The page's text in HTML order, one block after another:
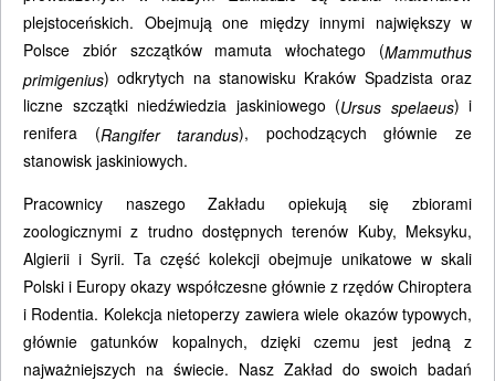
plejstoceńskich. Obejmują one między innymi największy w
Polsce zbiór szczątków mamuta włochatego (Mammuthus
primigenius) odkrytych na stanowisku Kraków Spadzista oraz
liczne szczątki niedźwiedzia jaskiniowego (Ursus spelaeus) i
renifera (Rangifer tarandus), pochodzących głównie ze
stanowisk jaskiniowych.
Pracownicy naszego Zakładu opiekują się zbiorami
zoologicznymi z trudno dostępnych terenów Kuby, Meksyku,
Algierii i Syrii. Ta część kolekcji obejmuje unikatowe w skali
Polski i Europy okazy współczesne głównie z rzędów Chiroptera
i Rodentia. Kolekcja nietoperzy zawiera wiele okazów typowych,
głównie gatunków kopalnych, dzięki czemu jest jedną z
najważniejszych na świecie. Nasz Zakład do swoich badań